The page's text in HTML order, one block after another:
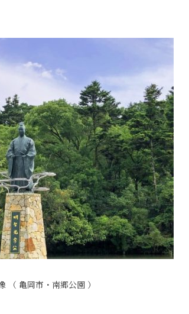
（ 亀岡市・南郷公園 ）